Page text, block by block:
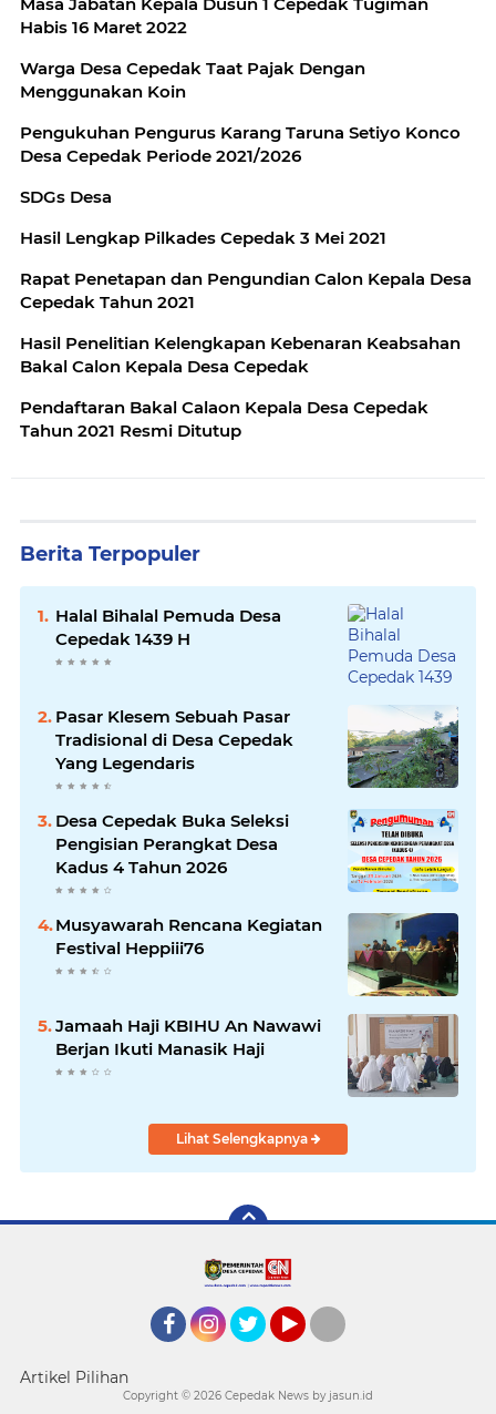
Masa Jabatan Kepala Dusun 1 Cepedak Tugiman
Habis 16 Maret 2022
Warga Desa Cepedak Taat Pajak Dengan
Menggunakan Koin
Pengukuhan Pengurus Karang Taruna Setiyo Konco
Desa Cepedak Periode 2021/2026
SDGs Desa
Hasil Lengkap Pilkades Cepedak 3 Mei 2021
Rapat Penetapan dan Pengundian Calon Kepala Desa
Cepedak Tahun 2021
Hasil Penelitian Kelengkapan Kebenaran Keabsahan
Bakal Calon Kepala Desa Cepedak
Pendaftaran Bakal Calaon Kepala Desa Cepedak
Tahun 2021 Resmi Ditutup
Berita Terpopuler
Halal Bihalal Pemuda Desa
Cepedak 1439 H
Pasar Klesem Sebuah Pasar
Tradisional di Desa Cepedak
Yang Legendaris
Desa Cepedak Buka Seleksi
Pengisian Perangkat Desa
Kadus 4 Tahun 2026
Musyawarah Rencana Kegiatan
Festival Heppiii76
Jamaah Haji KBIHU An Nawawi
Berjan Ikuti Manasik Haji
Lihat Selengkapnya
Artikel Pilihan
Copyright © 2026 Cepedak News by jasun.id